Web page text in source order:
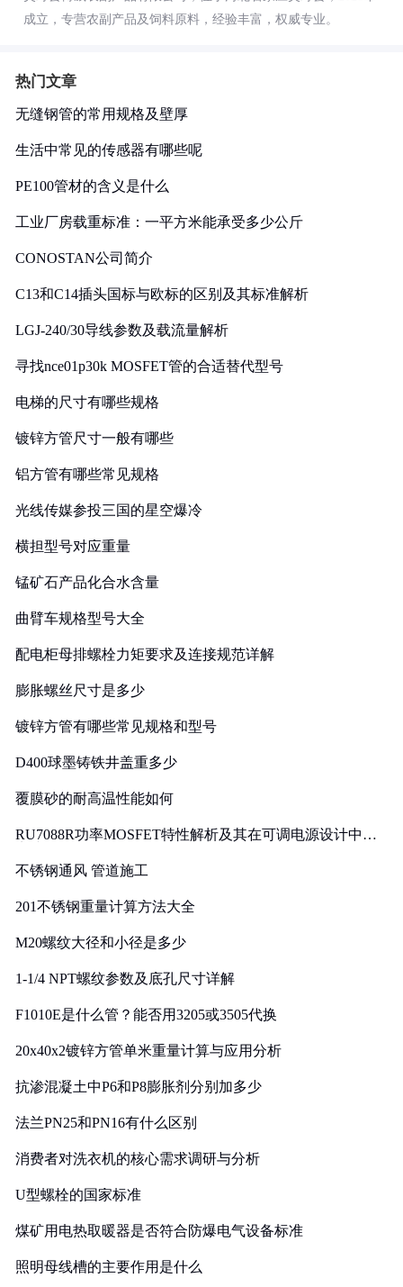
成立，专营农副产品及饲料原料，经验丰富，权威专业。
热门文章
无缝钢管的常用规格及壁厚
生活中常见的传感器有哪些呢
PE100管材的含义是什么
工业厂房载重标准：一平方米能承受多少公斤
CONOSTAN公司简介
C13和C14插头国标与欧标的区别及其标准解析
LGJ-240/30导线参数及载流量解析
寻找nce01p30k MOSFET管的合适替代型号
电梯的尺寸有哪些规格
镀锌方管尺寸一般有哪些
铝方管有哪些常见规格
光线传媒参投三国的星空爆冷
横担型号对应重量
锰矿石产品化合水含量
曲臂车规格型号大全
配电柜母排螺栓力矩要求及连接规范详解
膨胀螺丝尺寸是多少
镀锌方管有哪些常见规格和型号
D400球墨铸铁井盖重多少
覆膜砂的耐高温性能如何
RU7088R功率MOSFET特性解析及其在可调电源设计中的
不锈钢通风 管道施工
201不锈钢重量计算方法大全
M20螺纹大径和小径是多少
1-1/4 NPT螺纹参数及底孔尺寸详解
F1010E是什么管？能否用3205或3505代换
20x40x2镀锌方管单米重量计算与应用分析
抗渗混凝土中P6和P8膨胀剂分别加多少
法兰PN25和PN16有什么区别
消费者对洗衣机的核心需求调研与分析
U型螺栓的国家标准
煤矿用电热取暖器是否符合防爆电气设备标准
照明母线槽的主要作用是什么